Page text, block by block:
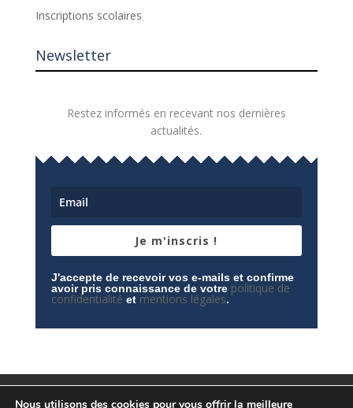
Inscriptions scolaires
Newsletter
Restez informés en recevant nos dernières
actualités.
Je m'inscris !
J'accepte de recevoir vos e-mails et confirme
avoir pris connaissance de votre politique de
confidentialité et mentions légales.
Nous utilisons des cookies pour vous offrir la meilleure